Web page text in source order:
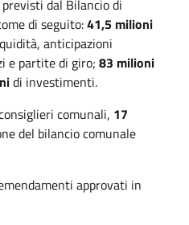
dal Bilancio di
di seguito:41,5 milioni
anticipazioni
e partite di giro; 83 milioni
di investimenti.
comunali, 17
del bilancio comunale
approvati in